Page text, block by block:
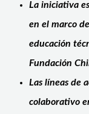
La iniciativa
en el marco
educación
Fundación
Las líneas de
colaborativo